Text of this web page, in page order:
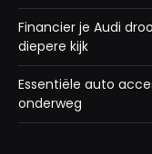
Financier je Audi
diepere kijk
Essentiële auto
onderweg